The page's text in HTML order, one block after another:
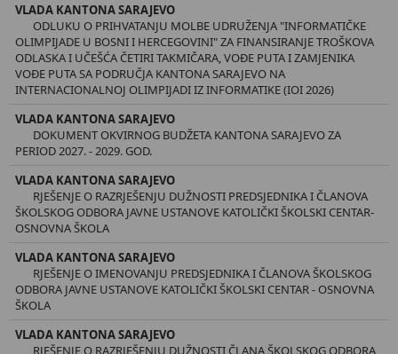
VLADA KANTONA SARAJEVO
ODLUKU O PRIHVATANJU MOLBE UDRUŽENJA "INFORMATIČKE
OLIMPIJADE U BOSNI I HERCEGOVINI" ZA FINANSIRANJE TROŠKOVA
ODLASKA I UČEŠĆA ČETIRI TAKMIČARA, VOĐE PUTA I ZAMJENIKA
VOĐE PUTA SA PODRUČJA KANTONA SARAJEVO NA
INTERNACIONALNOJ OLIMPIJADI IZ INFORMATIKE (IOI 2026)
VLADA KANTONA SARAJEVO
DOKUMENT OKVIRNOG BUDŽETA KANTONA SARAJEVO ZA
PERIOD 2027. - 2029. GOD.
VLADA KANTONA SARAJEVO
RJEŠENJE O RAZRJEŠENJU DUŽNOSTI PREDSJEDNIKA I ČLANOVA
ŠKOLSKOG ODBORA JAVNE USTANOVE KATOLIČKI ŠKOLSKI CENTAR-
OSNOVNA ŠKOLA
VLADA KANTONA SARAJEVO
RJEŠENJE O IMENOVANJU PREDSJEDNIKA I ČLANOVA ŠKOLSKOG
ODBORA JAVNE USTANOVE KATOLIČKI ŠKOLSKI CENTAR - OSNOVNA
ŠKOLA
VLADA KANTONA SARAJEVO
RJEŠENJE O RAZRJEŠENJU DUŽNOSTI ČLANA ŠKOLSKOG ODBORA